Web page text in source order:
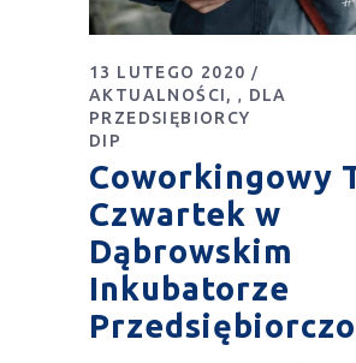
13 LUTEGO 2020
AKTUALNOŚCI
,
DLA
PRZEDSIĘBIORCY
DIP
Coworkingowy
Czwartek w
Dąbrowskim
Inkubatorze